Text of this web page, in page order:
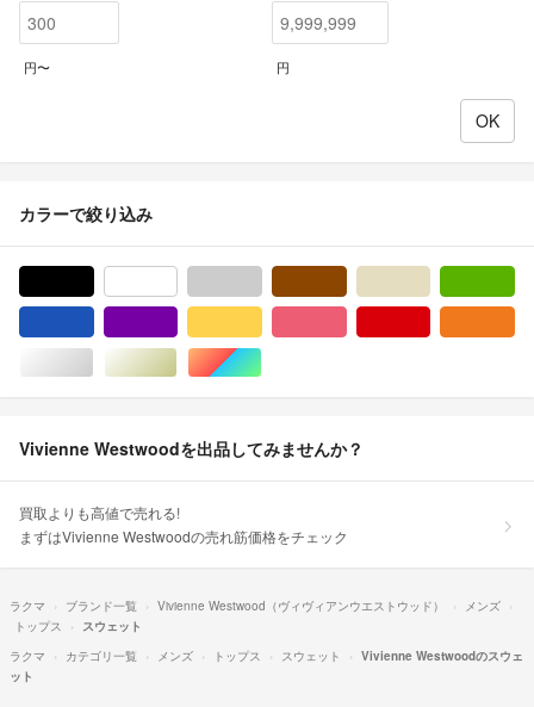
円〜 円
カラーで絞り込み
シルバー/銀色系ゴールド/金色系マルチカラー
Vivienne Westwoodを出品してみませんか？
買取よりも高値で売れる!
まずはVivienne Westwoodの売れ筋価格をチェック
ラクマ ブランド一覧 Vivienne Westwood（ヴィヴィアンウエストウッド）
メンズ
トップス
スウェット
ラクマ
カテゴリ一覧 メンズ トップス スウェット
Vivienne Westwoodのスウェ
ット